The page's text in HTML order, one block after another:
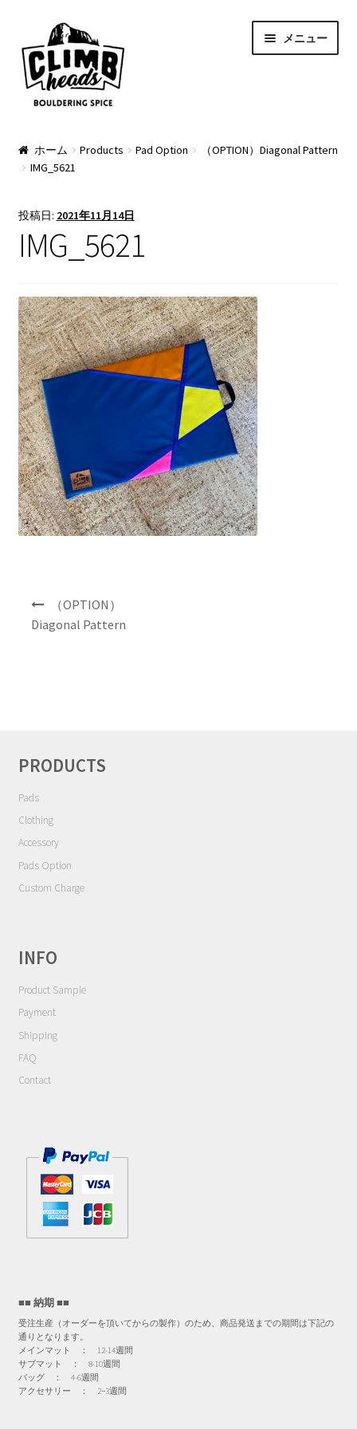
ビ
ゲ
ー
ン
へ
キ
ン
テ
ン
ス
キ
プ
メニュー
Pads
Apparel
Bag & Accessory
Pad Option
Custom Charge
NEWS
INFO
Product Sample
Custom Order
About us
Cart
My Account
ホーム Products Pad Option
（OPTION）Diagonal Pattern
IMG_5621
投稿日: 2021年11月14日
IMG_5621
ン
（OPTION）
Diagonal Pattern
PRODUCTS
Pads
Clothing
Accessory
Pads Option
Custom Charge
INFO
Product Sample
Payment
Shipping
FAQ
Contact
■■ 納期 ■■
受注生産（オーダーを頂いてからの製作）のため、商品発送までの期間は下記の
通りとなります。
メインマット ： 12-14週間
サブマット ： 8-10週間
バッグ ： 4-6週間
アクセサリー ： 2−3週間